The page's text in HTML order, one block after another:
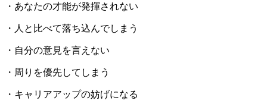
・あなたの才能が発揮されない
・人と比べて落ち込んでしまう
・自分の意見を言えない
・周りを優先してしまう
・キャリアアップの妨げになる